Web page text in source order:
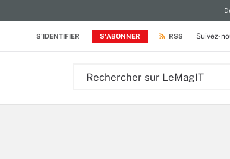
S'IDENTIFIER S'ABONNER RSS Suivez-